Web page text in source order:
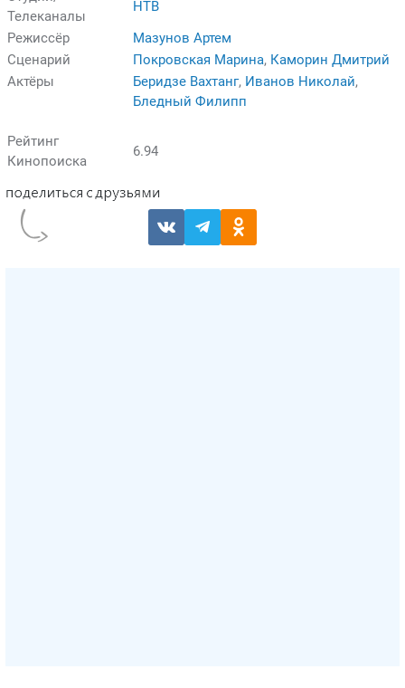
Телеканалы
НТВ
Режиссёр
Мазунов Артем
Сценарий
Покровская Марина, Каморин Дмитрий
Актёры
Беридзе Вахтанг, Иванов Николай,
Бледный Филипп
Рейтинг
Кинопоиска
6.94